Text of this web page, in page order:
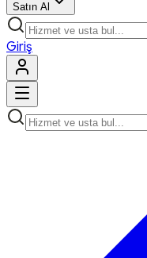
Satın Al
Giriş